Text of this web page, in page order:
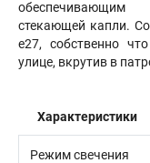
обеспечивающим
стекающей капли.
e27, собственно
улице, вкрутив в
Характеристики
Режим свечения